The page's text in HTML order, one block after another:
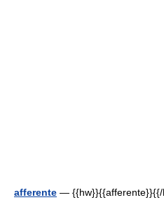
afferente — {{hw}}{{afferente}}{{/